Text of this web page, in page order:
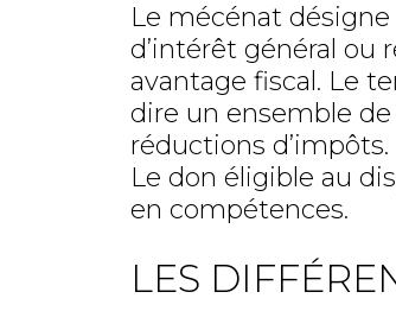
Le mécénat désigne
d’intérêt général ou
avantage fiscal. Le
dire un ensemble
réductions
Le don éligible au
en compétences.
LES